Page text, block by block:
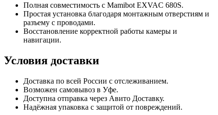
Полная совместимость с Mamibot EXVAC 680S.
Простая установка благодаря монтажным отверстиям и
разъему с проводами.
Восстановление корректной работы камеры и
навигации.
Условия доставки
Доставка по всей России с отслеживанием.
Возможен самовывоз в Уфе.
Доступна отправка через Авито Доставку.
Надёжная упаковка с защитой от повреждений.